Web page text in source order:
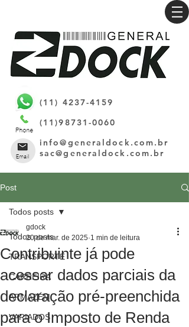
(11) 4237-4159
(11)98731-0060
info@generaldock.com.br
sac@generaldock.com.br
Post
Todos posts
TRANSPORTE
CARREIRA
ARMAZÉM
VARIADOS
Todos posts
Contribuinte já pode
acessar dados parciais da
declaração pré-preenchida
para o Imposto de Renda
gdock
20 de mar. de 2025 1 min de leitura